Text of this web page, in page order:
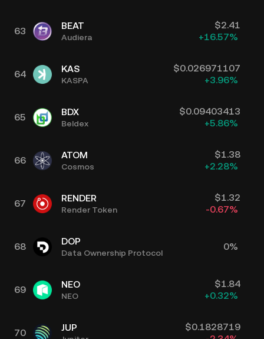
63 BEAT
Audiera
$2.41
+16.57%
64 KAS
KASPA
$0.026971107
+3.96%
65 BDX
Beldex
$0.09403413
+5.86%
66 ATOM
Cosmos
$1.38
+2.28%
67 RENDER
Render Token
$1.32
-0.67%
68 DOP
Data Ownership Protocol
0%
69 NEO
NEO
$1.84
+0.32%
70 JUP $0.1828719